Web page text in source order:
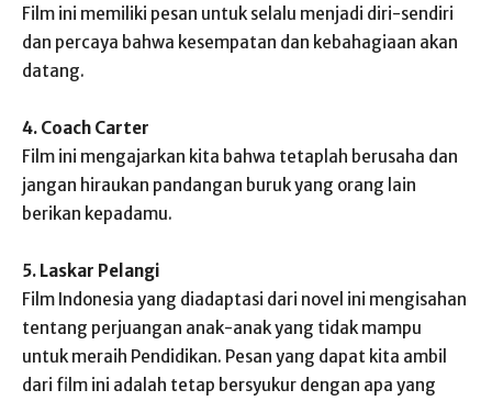
Film ini memiliki pesan untuk selalu menjadi diri-sendiri
dan percaya bahwa kesempatan dan kebahagiaan akan
datang.
4. Coach Carter
Film ini mengajarkan kita bahwa tetaplah berusaha dan
jangan hiraukan pandangan buruk yang orang lain
berikan kepadamu.
5. Laskar Pelangi
Film Indonesia yang diadaptasi dari novel ini mengisahan
tentang perjuangan anak-anak yang tidak mampu
untuk meraih Pendidikan. Pesan yang dapat kita ambil
dari film ini adalah tetap bersyukur dengan apa yang